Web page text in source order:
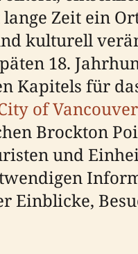
Zeit ein
kulturell
18.
Kapitels für
of
Brockton
und
Einblicke,